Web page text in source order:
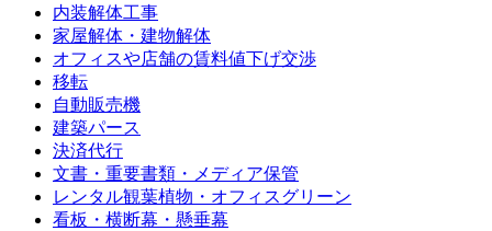
内装解体工事
家屋解体・建物解体
オフィスや店舗の賃料値下げ交渉
移転
自動販売機
建築パース
決済代行
文書・重要書類・メディア保管
レンタル観葉植物・オフィスグリーン
看板・横断幕・懸垂幕